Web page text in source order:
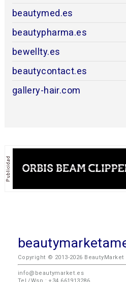
beautymed.es
beautypharma.es
bewellty.es
beautycontact.es
gallery-hair.com
Copyright © 2013-2026 BeautyMarket
info@beautymarket.es